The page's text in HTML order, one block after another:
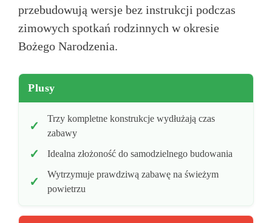
przebudowują wersje bez instrukcji podczas
zimowych spotkań rodzinnych w okresie
Bożego Narodzenia.
Plusy
Trzy kompletne konstrukcje wydłużają czas
zabawy
Idealna złożoność do samodzielnego budowania
Wytrzymuje prawdziwą zabawę na świeżym
powietrzu